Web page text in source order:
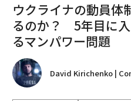
ウクライナの動員体
るのか？ 5年目に
るマンパワー問題
David Kirichenko |